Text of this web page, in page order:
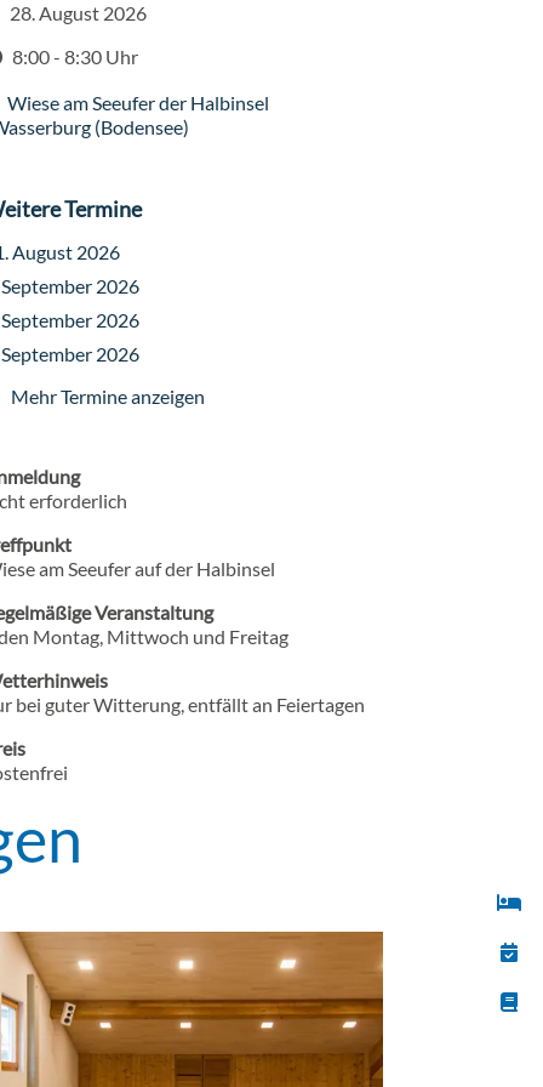
28. August 2026
8:00 - 8:30 Uhr
Wiese am Seeufer der Halbinsel
(Bodensee)
Termine
August 2026
September 2026
2026
2026
Mehr Termine anzeigen
erforderlich
am Seeufer auf der Halbinsel
Veranstaltung
Montag, Mittwoch und Freitag
bei guter Witterung, entfällt an Feiertagen